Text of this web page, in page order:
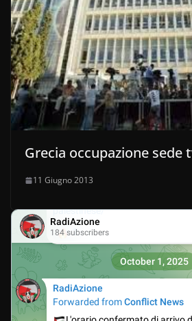
Grecia occupazione sede
11 Giugno 2013